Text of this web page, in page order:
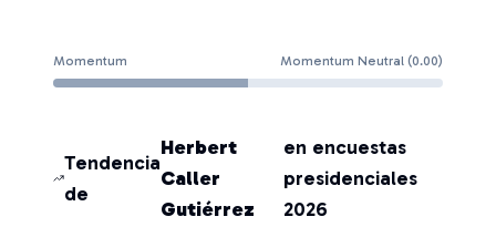
Momentum Momentum Neutral (0.00)
Tendencia
de
Herbert
Caller
Gutiérrez
en encuestas
presidenciales
2026